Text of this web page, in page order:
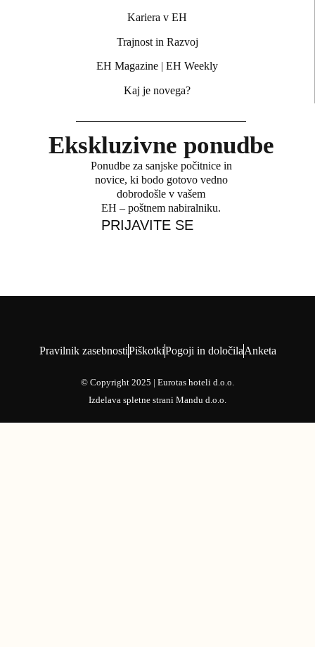
Kariera v EH
Trajnost in Razvoj
EH Magazine | EH Weekly
Kaj je novega?
Ekskluzivne ponudbe
Ponudbe za sanjske počitnice in
novice, ki bodo gotovo vedno
dobrodošle v vašem
EH – poštnem nabiralniku.
PRIJAVITE SE
Pravilnik zasebnostiPiškotkiPogoji in določilaAnketa
© Copyright 2025 | Eurotas hoteli d.o.o.
Izdelava spletne strani Mandu d.o.o.